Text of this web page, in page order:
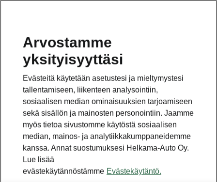
Arvostamme
yksityisyyttäsi
Evästeitä käytetään asetustesi ja mieltymystesi
tallentamiseen, liikenteen analysointiin,
sosiaalisen median ominaisuuksien tarjoamiseen
sekä sisällön ja mainosten personointiin. Jaamme
myös tietoa sivustomme käytöstä sosiaalisen
median, mainos- ja analytiikkakumppaneidemme
kanssa. Annat suostumuksesi Helkama-Auto Oy.
Lue lisää
evästekäytännöstämme Evästekäytäntö.